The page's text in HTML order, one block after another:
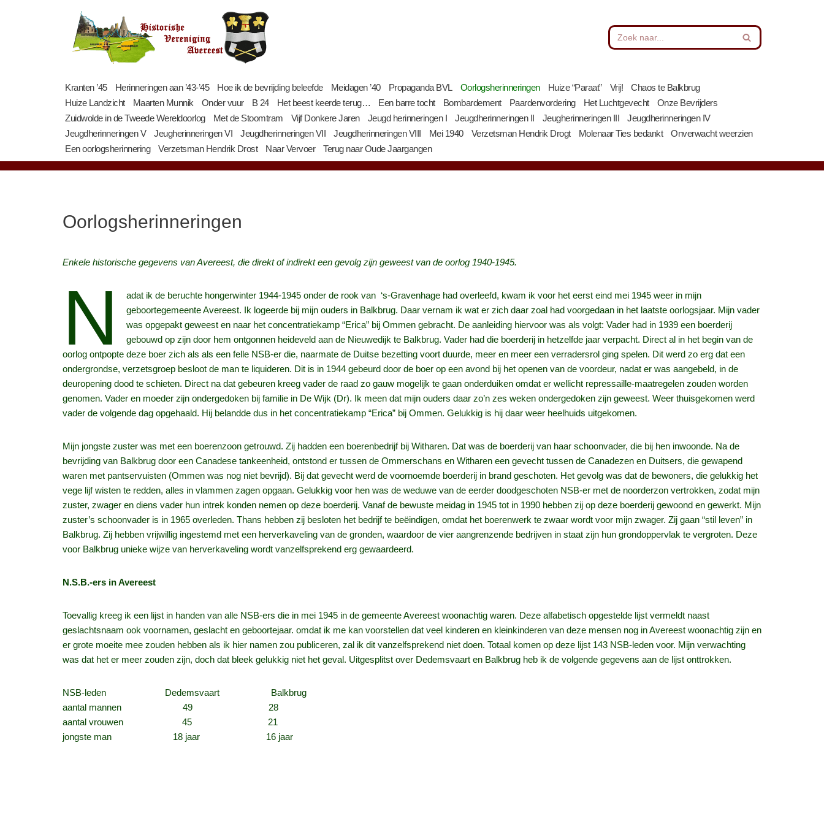
Kranten ’45
Herinneringen aan ’43-’45 Hoe ik de bevrijding beleefde Meidagen ’40 Propaganda BVL Oorlogsherinneringen Huize “Paraat” Vrij!
Chaos te Balkbrug
Huize Landzicht
Maarten Munnik Onder vuur B 24 Het beest keerde terug… Een barre tocht Bombardement Paardenvordering Het Luchtgevecht
Onze Bevrijders
Zuidwolde in de Tweede Wereldoorlog
Met de Stoomtram Vijf Donkere Jaren Jeugd herinneringen I Jeugdherinneringen II Jeugherinneringen III
Jeugdherinneringen IV
Jeugdherinneringen V
Jeugherinneringen VI Jeugdherinneringen VII Jeugdherinneringen VIII Mei 1940 Verzetsman Hendrik Drogt Molenaar Ties bedankt
Onverwacht weerzien
Een oorlogsherinnering
Verzetsman Hendrik Drost Naar Vervoer Terug naar Oude Jaargangen
Oorlogsherinneringen
Enkele historische gegevens van Avereest, die direkt of indirekt een gevolg zijn geweest van de oorlog 1940-1945.
N
adat ik de beruchte hongerwinter 1944-1945 onder de rook van ‘s-Gravenhage had overleefd, kwam ik voor het eerst eind mei 1945 weer in mijn
geboortegemeente Avereest. Ik logeerde bij mijn ouders in Balkbrug. Daar vernam ik wat er zich daar zoal had voorgedaan in het laatste oorlogsjaar. Mijn vader
was opgepakt geweest en naar het concentratiekamp “Erica” bij Ommen gebracht. De aanleiding hiervoor was als volgt: Vader had in 1939 een boerderij
gebouwd op zijn door hem ontgonnen heideveld aan de Nieuwedijk te Balkbrug. Vader had die boerderij in hetzelfde jaar verpacht. Direct al in het begin van de
oorlog ontpopte deze boer zich als als een felle NSB-er die, naarmate de Duitse bezetting voort duurde, meer en meer een verradersrol ging spelen. Dit werd zo erg dat een
ondergrondse, verzetsgroep besloot de man te liquideren. Dit is in 1944 gebeurd door de boer op een avond bij het openen van de voordeur, nadat er was aangebeld, in de
deuropening dood te schieten. Direct na dat gebeuren kreeg vader de raad zo gauw mogelijk te gaan onderduiken omdat er wellicht repressaille-maatregelen zouden worden
genomen. Vader en moeder zijn ondergedoken bij familie in De Wijk (Dr). Ik meen dat mijn ouders daar zo’n zes weken ondergedoken zijn geweest. Weer thuisgekomen werd
vader de volgende dag opgehaald. Hij belandde dus in het concentratiekamp “Erica” bij Ommen. Gelukkig is hij daar weer heelhuids uitgekomen.
Mijn jongste zuster was met een boerenzoon getrouwd. Zij hadden een boerenbedrijf bij Witharen. Dat was de boerderij van haar schoonvader, die bij hen inwoonde. Na de
bevrijding van Balkbrug door een Canadese tankeenheid, ontstond er tussen de Ommerschans en Witharen een gevecht tussen de Canadezen en Duitsers, die gewapend
waren met pantservuisten (Ommen was nog niet bevrijd). Bij dat gevecht werd de voornoemde boerderij in brand geschoten. Het gevolg was dat de bewoners, die gelukkig het
vege lijf wisten te redden, alles in vlammen zagen opgaan. Gelukkig voor hen was de weduwe van de eerder doodgeschoten NSB-er met de noorderzon vertrokken, zodat mijn
zuster, zwager en diens vader hun intrek konden nemen op deze boerderij. Vanaf de bewuste meidag in 1945 tot in 1990 hebben zij op deze boerderij gewoond en gewerkt. Mijn
zuster’s schoonvader is in 1965 overleden. Thans hebben zij besloten het bedrijf te beëindigen, omdat het boerenwerk te zwaar wordt voor mijn zwager. Zij gaan “stil leven” in
Balkbrug. Zij hebben vrijwillig ingestemd met een herverkaveling van de gronden, waardoor de vier aangrenzende bedrijven in staat zijn hun grondoppervlak te vergroten. Deze
voor Balkbrug unieke wijze van herverkaveling wordt vanzelfsprekend erg gewaardeerd.
N.S.B.-ers in Avereest
Toevallig kreeg ik een lijst in handen van alle NSB-ers die in mei 1945 in de gemeente Avereest woonachtig waren. Deze alfabetisch opgestelde lijst vermeldt naast
geslachtsnaam ook voornamen, geslacht en geboortejaar. omdat ik me kan voorstellen dat veel kinderen en kleinkinderen van deze mensen nog in Avereest woonachtig zijn en
er grote moeite mee zouden hebben als ik hier namen zou publiceren, zal ik dit vanzelfsprekend niet doen. Totaal komen op deze lijst 143 NSB-leden voor. Mijn verwachting
was dat het er meer zouden zijn, doch dat bleek gelukkig niet het geval. Uitgesplitst over Dedemsvaart en Balkbrug heb ik de volgende gegevens aan de lijst onttrokken.
NSB-leden Dedemsvaart Balkbrug
aantal mannen 49 28
aantal vrouwen 45 21
jongste man 18 jaar 16 jaar